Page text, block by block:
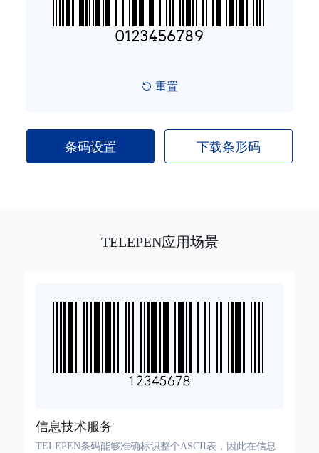
重置
条码设置 下载条形码
TELEPEN应用场景
信息技术服务
TELEPEN条码能够准确标识整个ASCII表，因此在信息